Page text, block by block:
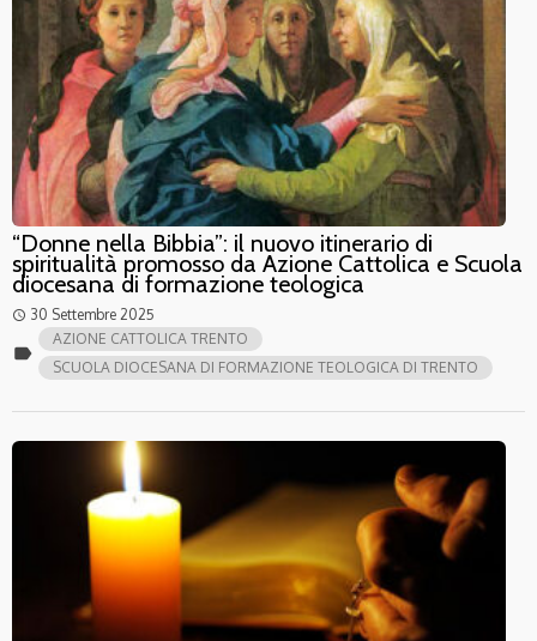
“Donne nella Bibbia”: il nuovo itinerario di
spiritualità promosso da Azione Cattolica e Scuola
diocesana di formazione teologica
access_time 30 Settembre 2025
label
AZIONE CATTOLICA TRENTO
SCUOLA DIOCESANA DI FORMAZIONE TEOLOGICA DI TRENTO